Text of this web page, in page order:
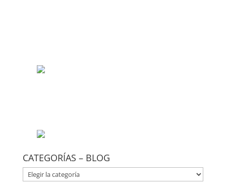
CATEGORÍAS – BLOG
CATEGORÍAS
–